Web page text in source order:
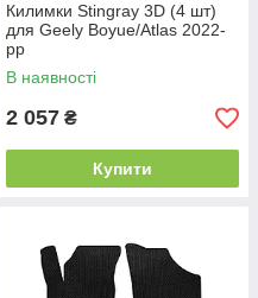
Килимки Stingray 3D (4 шт)
для Geely Boyue/Atlas 2022-
рр
В наявності
2 057 ₴
Купити